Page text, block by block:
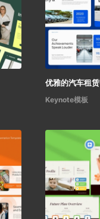
优雅的汽车租
Keynote模板